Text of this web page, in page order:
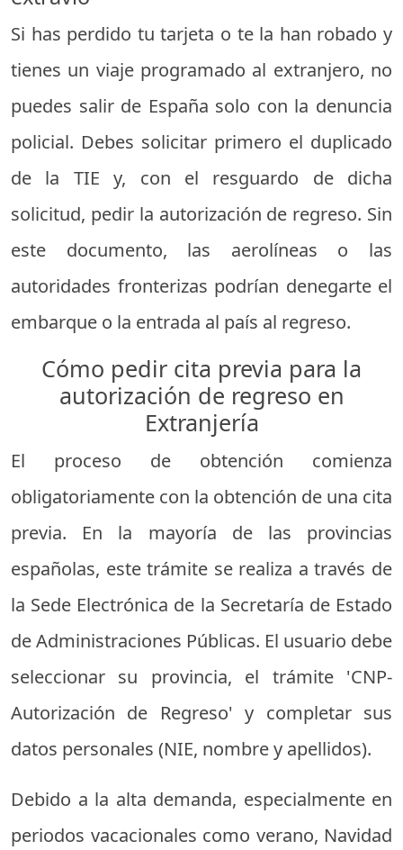
Si has perdido tu tarjeta o te la han robado y
tienes un viaje programado al extranjero, no
puedes salir de España solo con la denuncia
policial. Debes solicitar primero el duplicado
de la TIE y, con el resguardo de dicha
solicitud, pedir la autorización de regreso. Sin
este documento, las aerolíneas o las
autoridades fronterizas podrían denegarte el
embarque o la entrada al país al regreso.
Cómo pedir cita previa para la
autorización de regreso en
Extranjería
El proceso de obtención comienza
obligatoriamente con la obtención de una cita
previa. En la mayoría de las provincias
españolas, este trámite se realiza a través de
la Sede Electrónica de la Secretaría de Estado
de Administraciones Públicas. El usuario debe
seleccionar su provincia, el trámite 'CNP-
Autorización de Regreso' y completar sus
datos personales (NIE, nombre y apellidos).
Debido a la alta demanda, especialmente en
periodos vacacionales como verano, Navidad